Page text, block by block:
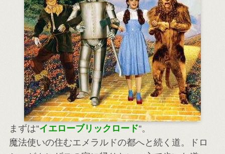
まずは“イエローブリックロード“。
魔法使いの住むエメラルドの都へと続く道。ドロ